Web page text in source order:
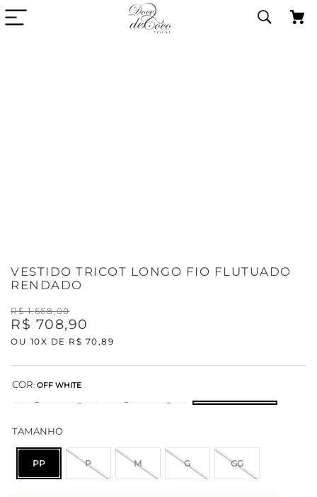
VESTIDO TRICOT LONGO FIO FLUTUADO
RENDADO
R$ 1.668,00
R$ 708,90
OU 10X DE R$ 70 ,89
COR: OFF WHITE
TAMANHO
PP P M G GG